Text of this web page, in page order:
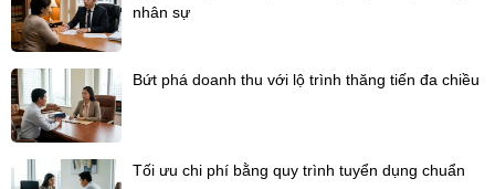
nhân sự
Bứt phá doanh thu với lộ trình thăng tiến đa chiều
Tối ưu chi phí bằng quy trình tuyển dụng chuẩn